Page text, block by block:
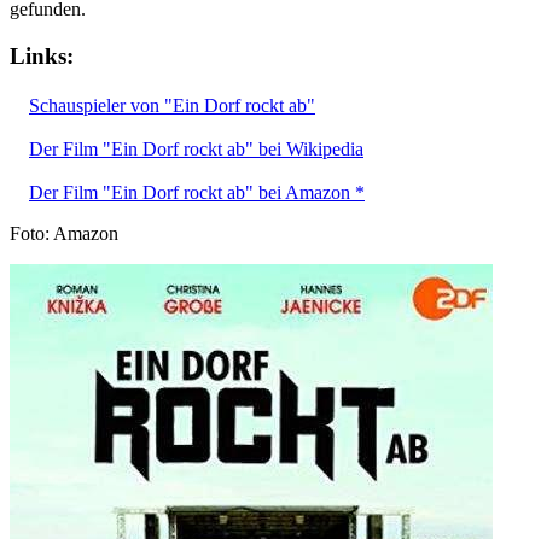
gefunden.
Links:
Schauspieler von "Ein Dorf rockt ab"
Der Film "Ein Dorf rockt ab" bei Wikipedia
Der Film "Ein Dorf rockt ab" bei Amazon *
Foto: Amazon